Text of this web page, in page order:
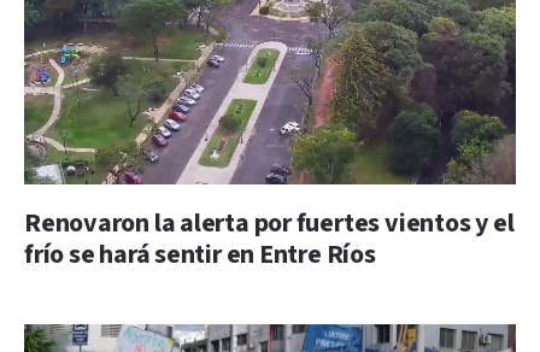
Renovaron la alerta por fuertes vientos y el
frío se hará sentir en Entre Ríos